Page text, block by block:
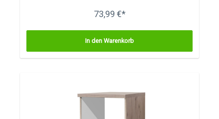
73,99 €*
In den Warenkorb